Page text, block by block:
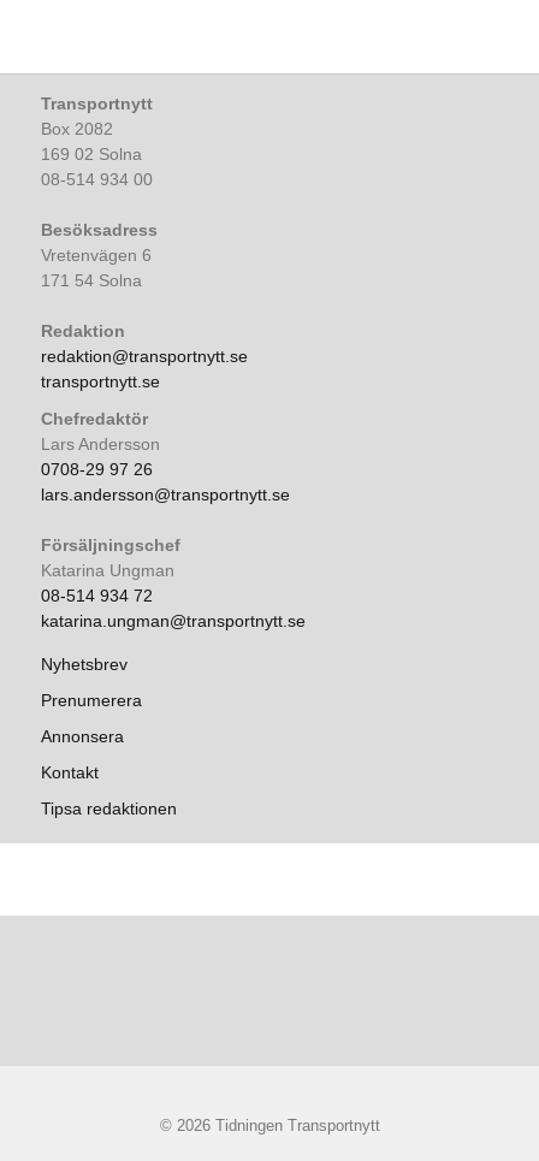
Transportnytt
Box 2082
169 02 Solna
08-514 934 00
Besöksadress
Vretenvägen 6
171 54 Solna
Redaktion
redaktion@transportnytt.se
transportnytt.se
Chefredaktör
Lars Andersson
0708-29 97 26
lars.andersson@transportnytt.se
Försäljningschef
Katarina Ungman
08-514 934 72
katarina.ungman@transportnytt.se
Nyhetsbrev
Prenumerera
Annonsera
Kontakt
Tipsa redaktionen
© 2026 Tidningen Transportnytt